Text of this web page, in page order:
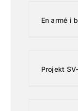
En armé i
Projekt